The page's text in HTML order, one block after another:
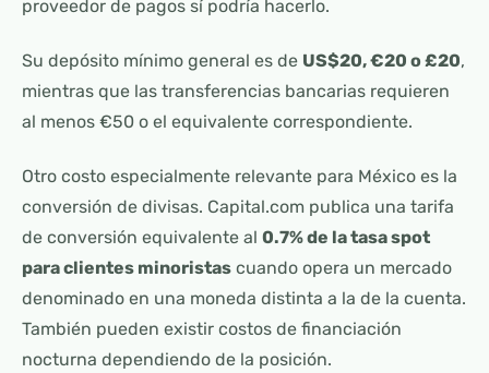
proveedor de pagos sí podría hacerlo.
Su depósito mínimo general es de US$20, €20 o £20,
mientras que las transferencias bancarias requieren
al menos €50 o el equivalente correspondiente.
Otro costo especialmente relevante para México es la
conversión de divisas. Capital.com publica una tarifa
de conversión equivalente al 0.7% de la tasa spot
para clientes minoristas cuando opera un mercado
denominado en una moneda distinta a la de la cuenta.
También pueden existir costos de financiación
nocturna dependiendo de la posición.